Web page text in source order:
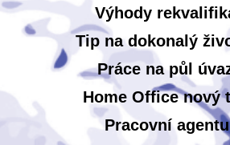
Výhody
Tip na dokonalý
Práce na půl
Home Office nový
Pracovní